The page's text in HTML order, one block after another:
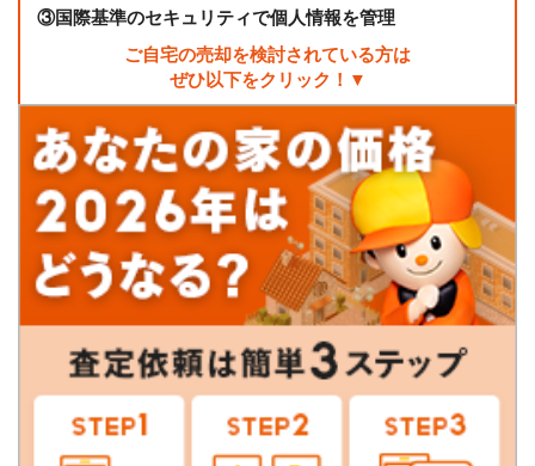
③国際基準のセキュリティで個人情報を管理
ご自宅の売却を検討されている方は
ぜひ以下をクリック！▼